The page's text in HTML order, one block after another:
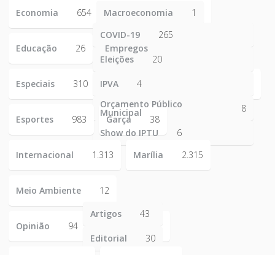
Economia 654 Macroeconomia 1
Educação 26 Empregos
Especiais 310
COVID-19 265
Eleições 20
IPVA
4
Orçamento Público
Municipal 8
Show do IPTU 6
Esportes 983 Garça 38
Internacional 1.313 Marília 2.315
Meio Ambiente 12
Opinião 94
Artigos 43
Editorial
30